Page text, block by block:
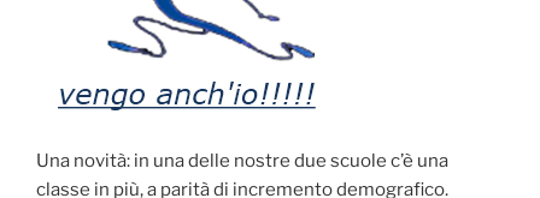
Una novità: in una delle nostre due scuole c’è una
classe in più, a parità di incremento demografico.